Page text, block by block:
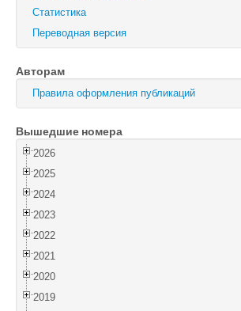
Физика твердого тела
Физика и техника полупроводников
Оптика и спектроскопия
Поиск
Войти
Статистика
Переводная версия
Авторам
Правила оформления публикаций
Вышедшие номера
2026
2025
2024
2023
2022
2021
2020
2019